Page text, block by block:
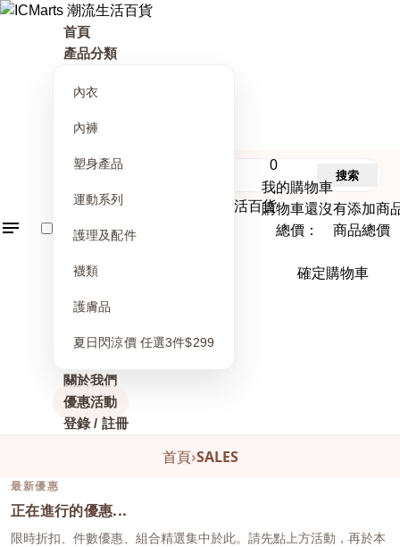
首頁
產品分類
內衣
內褲
塑身產品
運動系列
護理及配件
襪類
護膚品
夏日閃涼價 任選3件$299
關於我們
優惠活動
登錄 / 註冊
0
我的購物車
購物車還沒有添加商
總價： 商品總價
確定購物車
搜索
首頁›SALES
最新優惠
正在進行的優惠...
限時折扣、件數優惠、組合精選集中於此。請先點上方活動，再於本